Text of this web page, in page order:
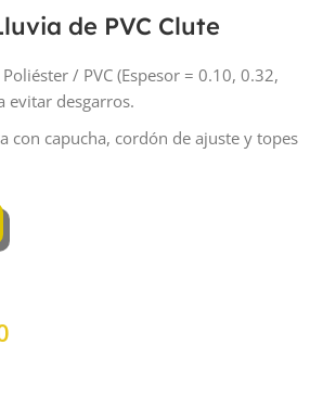
de PVC Clute
/ PVC (Espesor = 0.10, 0.32,
evitar desgarros.
con capucha, cordón de ajuste y topes